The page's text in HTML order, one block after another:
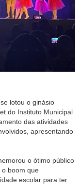
lotou o ginásio
do Instituto Municipal
das atividades
apresentando
o ótimo público
boom que
escolar para ter